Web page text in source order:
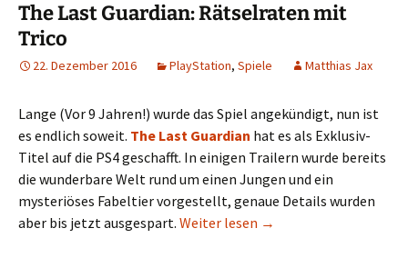
The Last Guardian: Rätselraten mit
Trico
22. Dezember 2016 PlayStation, Spiele Matthias Jax
Lange (Vor 9 Jahren!) wurde das Spiel angekündigt, nun ist
es endlich soweit. The Last Guardian hat es als Exklusiv-
Titel auf die PS4 geschafft. In einigen Trailern wurde bereits
die wunderbare Welt rund um einen Jungen und ein
mysteriöses Fabeltier vorgestellt, genaue Details wurden
aber bis jetzt ausgespart. Weiter lesen The Last Guardian:
→